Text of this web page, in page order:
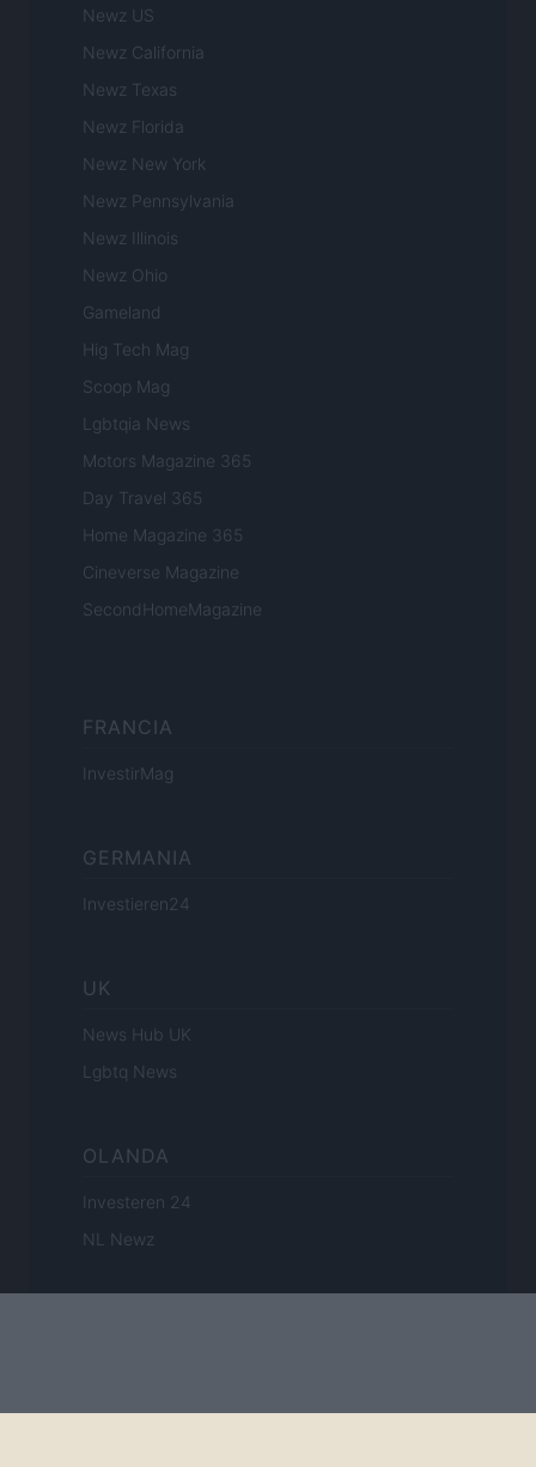
Newz US
Newz California
Newz Texas
Newz Florida
Newz New York
Newz Pennsylvania
Newz Illinois
Newz Ohio
Gameland
Hig Tech Mag
Scoop Mag
Lgbtqia News
Motors Magazine 365
Day Travel 365
Home Magazine 365
Cineverse Magazine
SecondHomeMagazine
FRANCIA
InvestirMag
GERMANIA
Investieren24
UK
News Hub UK
Lgbtq News
OLANDA
Investeren 24
NL Newz